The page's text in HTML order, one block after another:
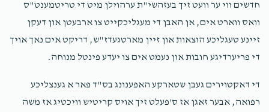
חדשים ווי ער וועט זיך בעזהשי"ת ערהוילן מיט די טריטמענט"ס
וואס ווארט אים, אן האבן די מעגליכקייט צו ארבעטן און דעקן
זיינע טעגליכע הוצאות און זיין מארטגעדז"ש, דריקט אים נאך אויך
די פריערדיגע חובות און נעמט אים צו יעדע פינטל מנוחה.
די דאקטוירים געבן שטארקע האפענונג בס"ד פאר א גענצליכע
רפואה, אבער זאגן אז ס'פעלט זיך אויס קריטיש וויכטיג אז משה